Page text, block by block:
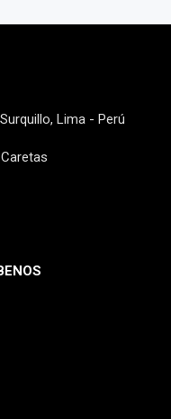
Lima - Perú